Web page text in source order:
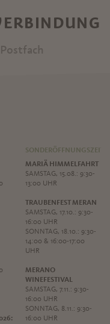
MARIÄ HIMMELFAHRT
SAMSTAG, 15.08.: 9:30-
13:00 UHR
TRAUBENFEST MERAN
SAMSTAG, 17.10.: 9:30-
16:00 UHR
SONNTAG, 18.10.: 9:30-
14:00 & 16:00-17:00
UHR
MERANO
WINEFESTIVAL
SAMSTAG, 7.11.: 9:30-
16:00 UHR
SONNTAG, 8.11.: 9:30-
16:00 UHR